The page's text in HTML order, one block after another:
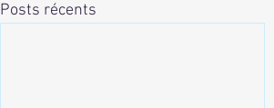
Posts récents